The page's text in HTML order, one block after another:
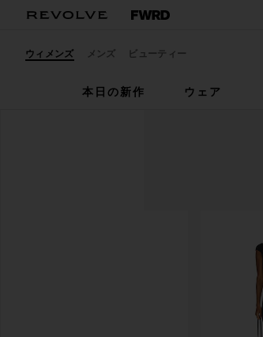
ウィメンズ メンズ ビューティー
本日の新作
ウェア